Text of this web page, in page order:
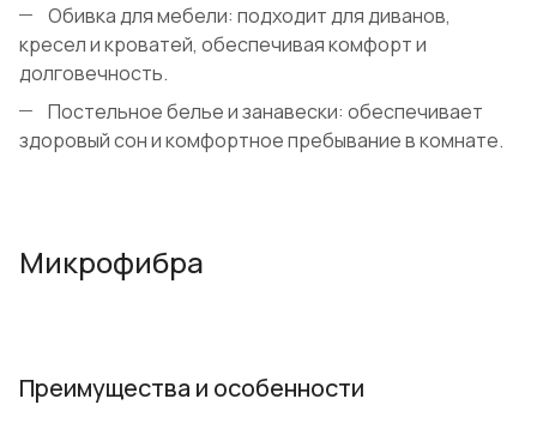
Обивка для мебели: подходит для диванов,
кресел и кроватей, обеспечивая комфорт и
долговечность.
Постельное белье и занавески: обеспечивает
здоровый сон и комфортное пребывание в комнате.
Микрофибра
Преимущества и особенности